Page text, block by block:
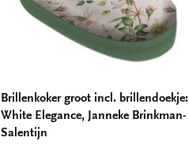
Brillenkoker groot incl. brillendoekje:
White Elegance, Janneke Brinkman-
Salentijn